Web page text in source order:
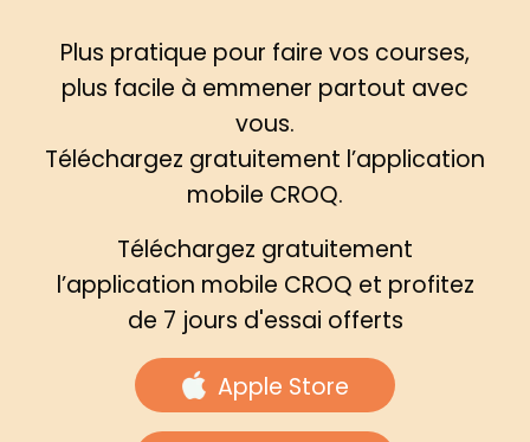
Plus pratique pour faire vos courses,
plus facile à emmener partout avec
vous.
Téléchargez gratuitement l’application
mobile CROQ.
Téléchargez gratuitement
l’application mobile CROQ et profitez
de 7 jours d'essai offerts
Apple Store